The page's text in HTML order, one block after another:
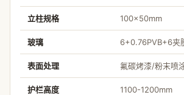
立柱规格 100×50mm
玻璃 6+0.76PVB+6夹
表面处理 氟碳烤漆/粉末喷
护栏高度 1100-1200mm